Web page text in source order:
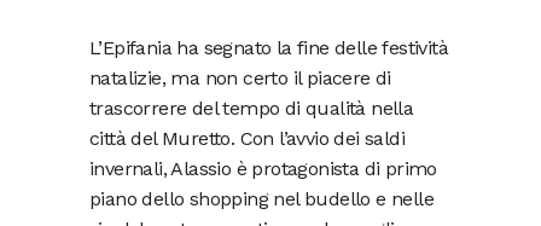
L’Epifania ha segnato la fine delle festività
natalizie, ma non certo il piacere di
trascorrere del tempo di qualità nella
città del Muretto. Con l’avvio dei saldi
invernali, Alassio è protagonista di primo
piano dello shopping nel budello e nelle